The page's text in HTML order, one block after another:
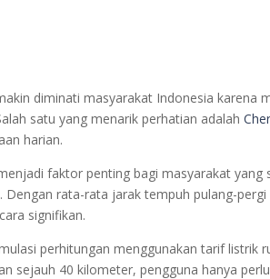
diminati masyarakat Indonesia karena
satu yang menarik perhatian adalah
harian.
faktor penting bagi masyarakat
Dengan rata-rata jarak tempuh pulang-
signifikan.
perhitungan menggunakan tarif listrik
sejauh 40 kilometer, pengguna hanya